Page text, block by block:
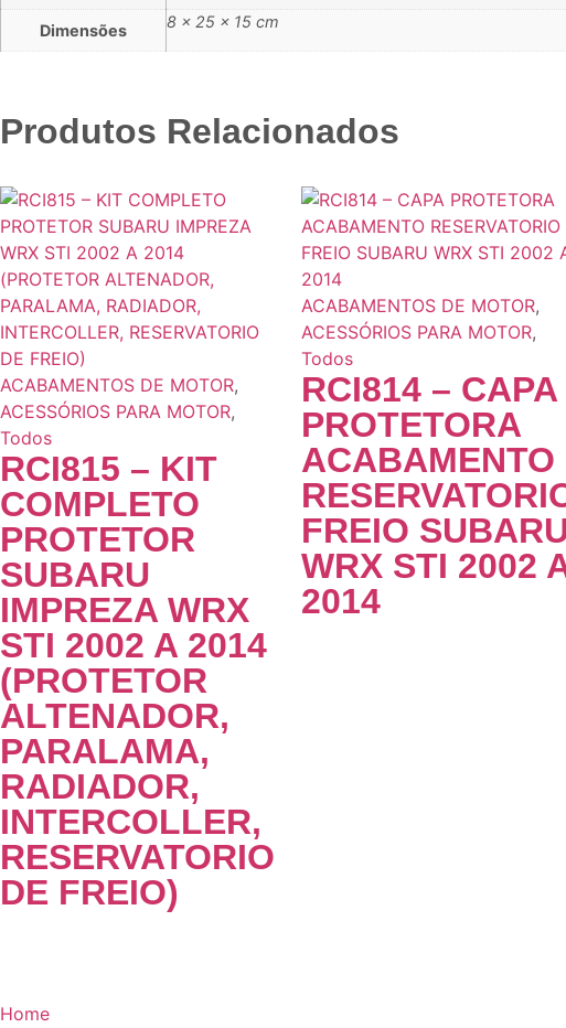
Dimensões 8 × 25 × 15 cm
Produtos Relacionados
ACABAMENTOS DE MOTOR,
ACESSÓRIOS PARA MOTOR,
Todos
RCI815 – KIT
COMPLETO
PROTETOR
SUBARU
IMPREZA WRX
STI 2002 A 2014
(PROTETOR
ALTENADOR,
PARALAMA,
RADIADOR,
INTERCOLLER,
RESERVATORIO
DE FREIO)
ACABAMENTOS DE MOTOR,
ACESSÓRIOS PARA MOTOR,
Todos
RCI814 – CAPA
PROTETORA
ACABAMENTO
FREIO
WRX STI 2002
2014
Home